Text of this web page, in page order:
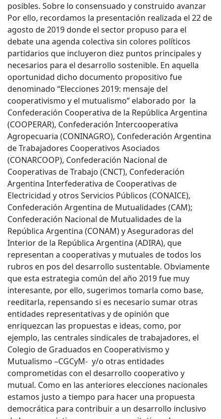
posibles. Sobre lo consensuado y construido avanzar
Por ello, recordamos la presentación realizada el 22 de
agosto de 2019 donde el sector propuso para el
debate una agenda colectiva sin colores políticos
partidarios que incluyeron diez puntos principales y
necesarios para el desarrollo sostenible. En aquella
oportunidad dicho documento propositivo fue
denominado “Elecciones 2019: mensaje del
cooperativismo y el mutualismo” elaborado por la
Confederación Cooperativa de la República Argentina
(COOPERAR), Confederación Intercooperativa
Agropecuaria (CONINAGRO), Confederación Argentina
de Trabajadores Cooperativos Asociados
(CONARCOOP), Confederación Nacional de
Cooperativas de Trabajo (CNCT), Confederación
Argentina Interfederativa de Cooperativas de
Electricidad y otros Servicios Públicos (CONAICE),
Confederación Argentina de Mutualidades (CAM);
Confederación Nacional de Mutualidades de la
República Argentina (CONAM) y Aseguradoras del
Interior de la República Argentina (ADIRA), que
representan a cooperativas y mutuales de todos los
rubros en pos del desarrollo sustentable. Obviamente
que esta estrategia común del año 2019 fue muy
interesante, por ello, sugerimos tomarla como base,
reeditarla, repensando si es necesario sumar otras
entidades representativas y de opinión que
enriquezcan las propuestas e ideas, como, por
ejemplo, las centrales sindicales de trabajadores, el
Colegio de Graduados en Cooperativismo y
Mutualismo –CGCyM- y/o otras entidades
comprometidas con el desarrollo cooperativo y
mutual. Como en las anteriores elecciones nacionales
estamos justo a tiempo para hacer una propuesta
democrática para contribuir a un desarrollo inclusivo